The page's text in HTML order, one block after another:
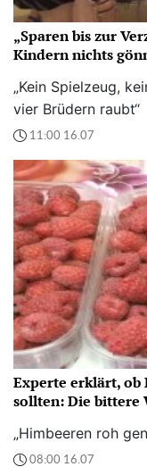
„Sparen bis zur
Kindern nichts
„Kein Spielzeug,
vier Brüdern raubt“
11:00 16.07
Experte erklärt, ob
sollten: Die bittere
„Himbeeren roh
08:00 16.07